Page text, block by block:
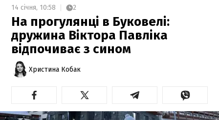
14 січня, 10:58 2
На прогулянці в Буковелі:
дружина Віктора Павліка
відпочиває з сином
Христина Кобак